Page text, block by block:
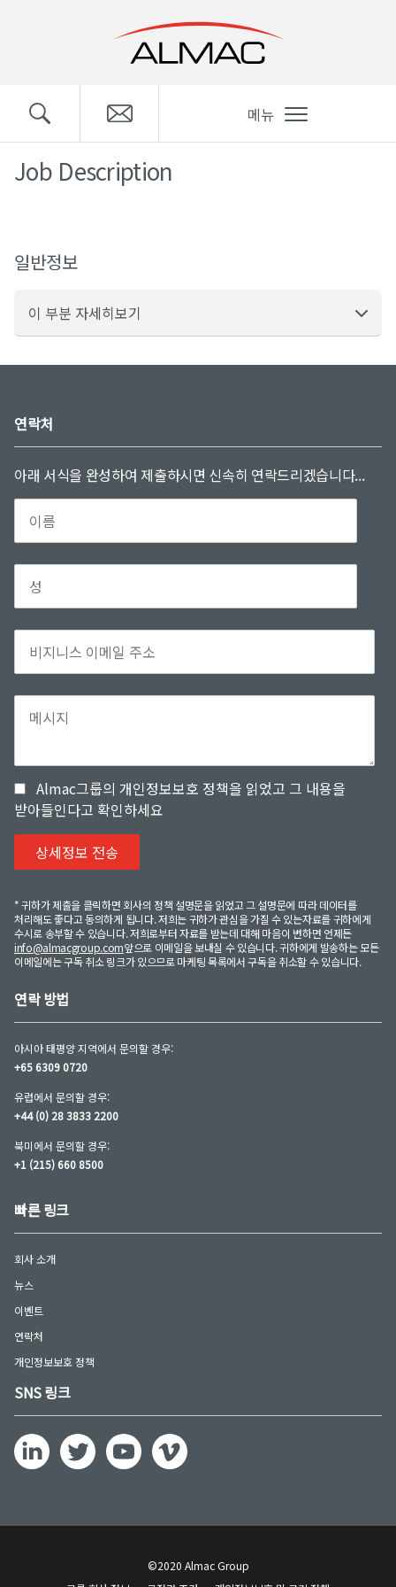
메뉴
Job Description
일반정보
이 부분 자세히보기
연락처
아래 서식을 완성하여 제출하시면 신속히 연락드리겠습니다...
Almac그룹의 개인정보보호 정책을 읽었고 그 내용을
받아들인다고 확인하세요
* 귀하가 제출을 클릭하면 회사의 정책 설명문을 읽었고 그 설명문에 따라 데이터를
처리해도 좋다고 동의하게 됩니다. 저희는 귀하가 관심을 가질 수 있는자료를 귀하에게
수시로 송부할 수 있습니다. 저희로부터 자료를 받는데 대해 마음이 변하면 언제든
info@almacgroup.com앞으로 이메일을 보내실 수 있습니다. 귀하에게 발송하는 모든
이메일에는 구독 취소 링크가 있으므로 마케팅 목록에서 구독을 취소할 수 있습니다.
빠른 링크
회사 소개
뉴스
이벤트
연락처
개인정보보호 정책
연락 방법
아시아 태평양 지역에서 문의할 경우:
+65 6309 0720
유럽에서 문의할 경우:
+44 (0) 28 3833 2200
북미에서 문의할 경우:
+1 (215) 660 8500
SNS 링크
©2020 Almac Group